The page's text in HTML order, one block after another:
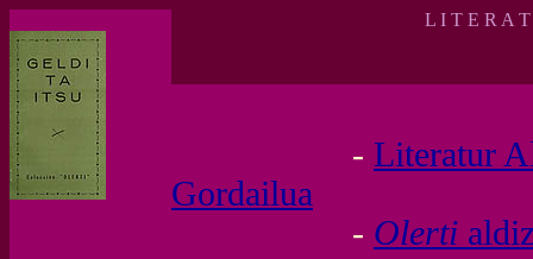
L I T E R A
- Literatur
Gordailua
- Olerti